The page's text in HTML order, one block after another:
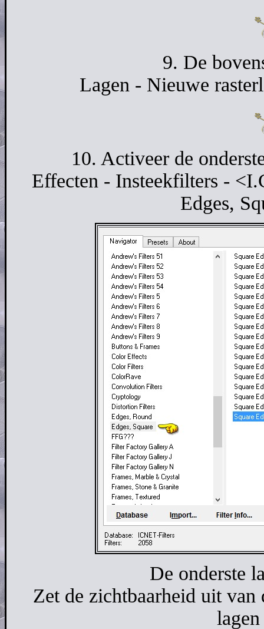
9. De
Lagen - Nieuwe
10. Activeer de
Effecten - Insteekfilters -
Edges,
De onderste
Zet de zichtbaarheid uit van